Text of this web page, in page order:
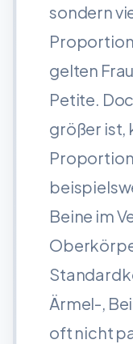
sondern
gelten
Petite.
größer ist,
Beine im
Ärmel-,
oft nicht